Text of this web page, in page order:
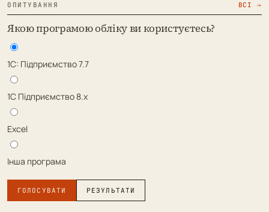
ОПИТУВАННЯ ВСІ →
Якою програмою обліку ви користуєтесь?
1С: Підприємство 7.7
1С Підприємство 8.х
Excel
Інша програма
ГОЛОСУВАТИ РЕЗУЛЬТАТИ